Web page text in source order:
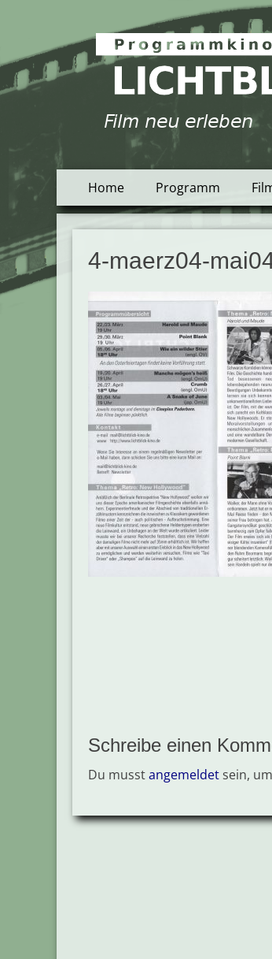
Primäres
Menü
Inhalt
springen
Home Programm
4-maerz04-
Schreibe einen
Du musstangemeldet sein,